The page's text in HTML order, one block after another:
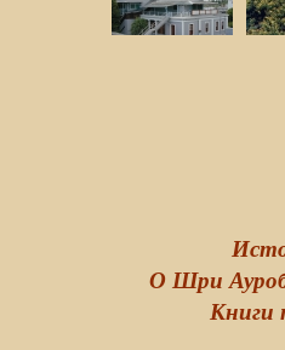
О Шри
Книги